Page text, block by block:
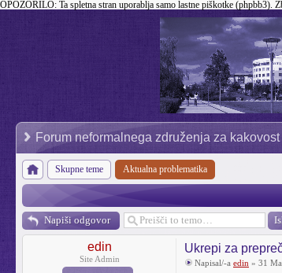
OPOZORILO: Ta spletna stran uporablja samo lastne piškotke (phpbb3).
Forum neformalnega združenja za
Skupne teme Aktualna problematika
Napiši odgovor
edin
Site Admin
Ukrepi za
Napisal/-a edin » 31